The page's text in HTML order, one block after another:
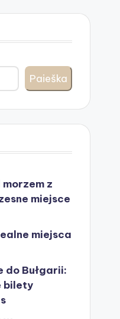
Paieška
z
miejsce
miejsca
do Bułgarii:
bilety